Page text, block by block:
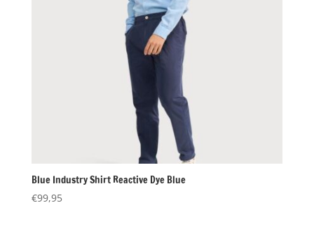
Blue Industry Shirt Reactive Dye Blue
€99,95